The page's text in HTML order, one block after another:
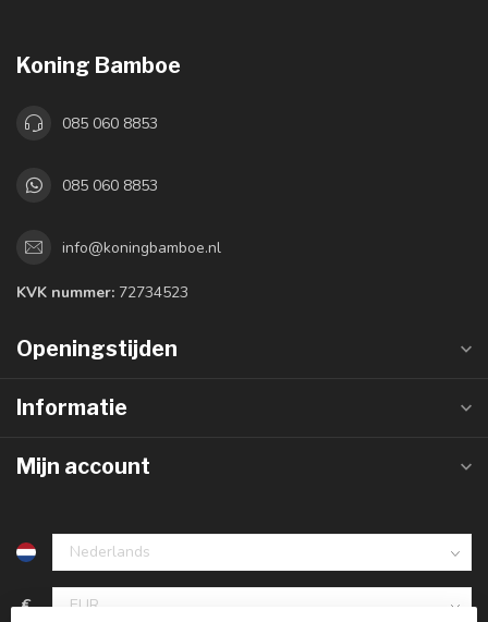
Koning Bamboe
085 060 8853
085 060 8853
info@koningbamboe.nl
KVK nummer: 72734523
Openingstijden
Informatie
Mijn account
€